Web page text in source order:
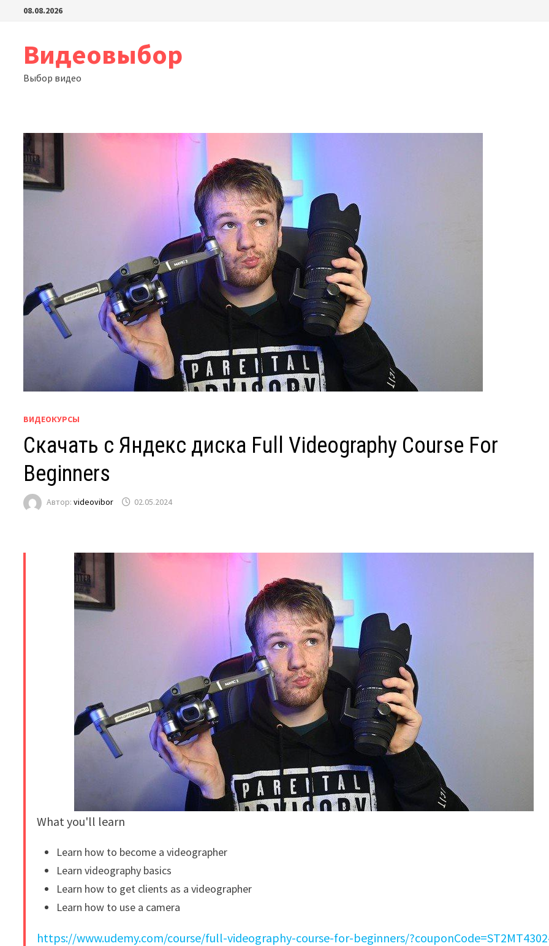
Перейти08.08.2026
Видеовыбор
Выбор видео
ВИДЕОКУРСЫ
Скачать с Яндекс диска Full Videography Course For
Beginners
Автор:videovibor 02.05.2024
What you'll learn
Learn how to become a videographer
Learn videography basics
Learn how to get clients as a videographer
Learn how to use a camera
https://www.udemy.com/course/full-videography-course-for-beginners/